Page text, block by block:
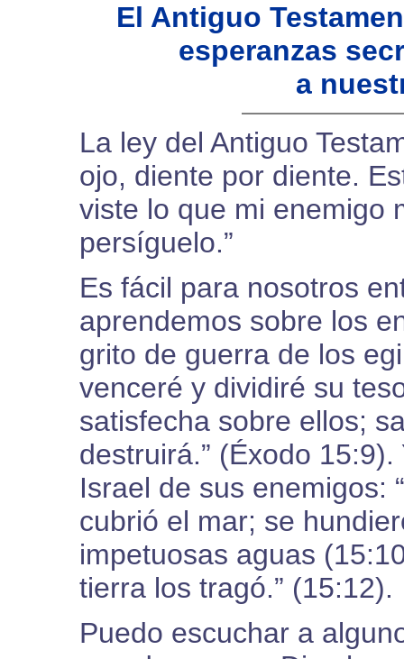
El Antiguo
esperanzas
a
La ley del Antiguo
ojo, diente por diente.
viste lo que mi enemigo
persíguelo.”
Es fácil para nosotros
aprendemos sobre los
grito de guerra de los
venceré y dividiré su
satisfecha sobre ellos;
destruirá.” (Éxodo
Israel de sus enemigos:
cubrió el mar; se
impetuosas aguas
tierra los tragó.” (15:12).
Puedo escuchar a